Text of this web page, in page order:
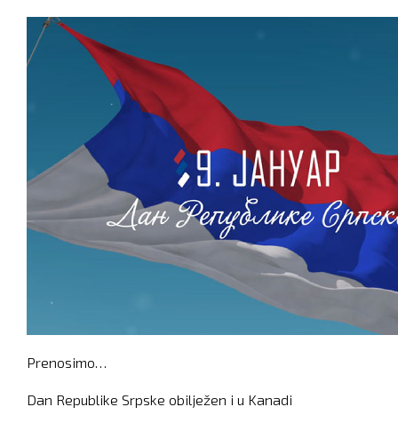
Prenosimo…
Dan Republike Srpske obilježen i u Kanadi